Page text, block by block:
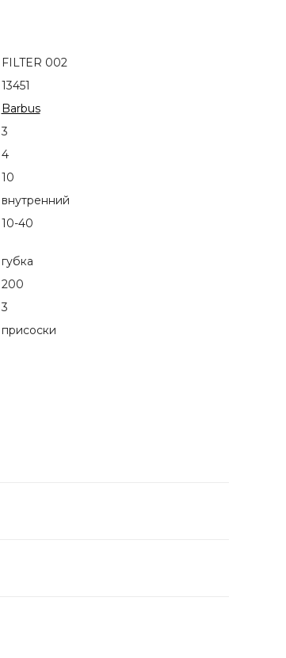
FILTER 002
13451
Barbus
3
4
10
внутренний
10-40
губка
200
3
присоски